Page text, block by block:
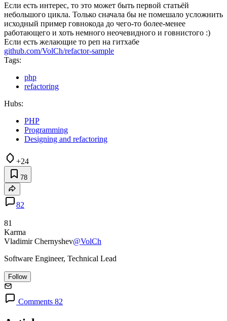
Если есть интерес, то это может быть первой статьёй
небольшого цикла. Только сначала бы не помешало усложнить
исходный пример говнокода до чего-то более-менее
работающего и хоть немного неочевидного и говнистого :)
Если есть желающие то реп на гитхабе
github.com/VolCh/refactor-sample
Tags:
php
refactoring
Hubs:
PHP
Programming
Designing and refactoring
+24
78
82
81
Karma
Vladimir Chernyshev@VolCh
Software Engineer, Technical Lead
Follow
Comments 82